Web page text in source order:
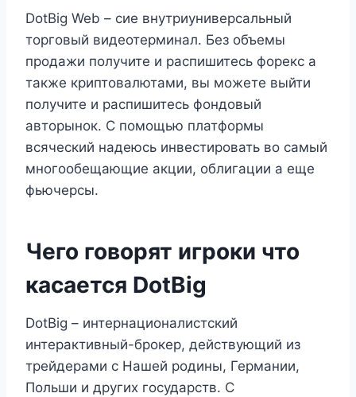
DotBig Web – сие внутриуниверсальный
торговый видеотерминал. Без объемы
продажи получите и распишитесь форекс а
также криптовалютами, вы можете выйти
получите и распишитесь фондовый
авторынок. С помощью платформы
всяческий надеюсь инвестировать во самый
многообещающие акции, облигации а еще
фьючерсы.
Чего говорят игроки что
касается DotBig
DotBig – интернационалистский
интерактивный-брокер, действующий из
трейдерами с Нашей родины, Германии,
Польши и других государств. С